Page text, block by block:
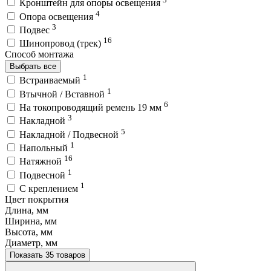
Кронштейн для опоры освещения
Опора освещения 4
Подвес 3
Шинопровод (трек) 16
Способ монтажа
Выбрать все
Встраиваемый 1
Втычной / Вставной 1
На токопроводящий ремень 19 мм 6
Накладной 3
Накладной / Подвесной 5
Напольный 1
Натяжной 16
Подвесной 1
С креплением 1
Цвет покрытия
Длина, мм
Ширина, мм
Высота, мм
Диаметр, мм
Показать 35 товаров